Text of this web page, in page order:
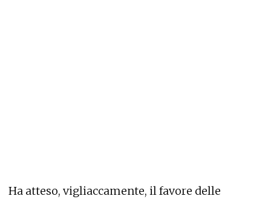
Ha atteso, vigliaccamente, il favore delle